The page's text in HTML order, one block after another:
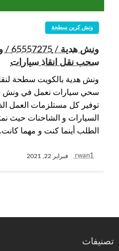
ونش كرين سطحة
ونش
سحب نقل انقاذ سيارات
ونش هدية بالكويت سطحة
سحي سيارات نعمل في ونش
توفير كل مستلزمات العمل
السيارات و الشاحنات حيث
الطلب أينما كنت و مهما
rwan1 فبراير 22, 2021
تصنيفات